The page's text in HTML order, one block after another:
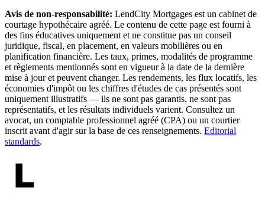
Avis de non-responsabilité: LendCity Mortgages est un cabinet de
courtage hypothécaire agréé. Le contenu de cette page est fourni à
des fins éducatives uniquement et ne constitue pas un conseil
juridique, fiscal, en placement, en valeurs mobilières ou en
planification financière. Les taux, primes, modalités de programme
et règlements mentionnés sont en vigueur à la date de la dernière
mise à jour et peuvent changer. Les rendements, les flux locatifs, les
économies d'impôt ou les chiffres d'études de cas présentés sont
uniquement illustratifs — ils ne sont pas garantis, ne sont pas
représentatifs, et les résultats individuels varient. Consultez un
avocat, un comptable professionnel agréé (CPA) ou un courtier
inscrit avant d'agir sur la base de ces renseignements. Editorial
standards.